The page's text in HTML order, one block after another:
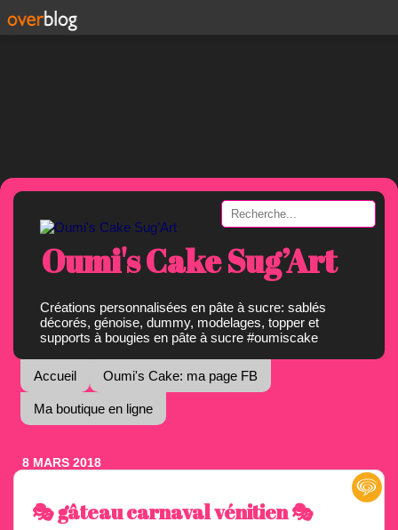
Oumi's Cake Sug’Art
Créations personnalisées en pâte à sucre: sablés
décorés, génoise, dummy, modelages, topper et
supports à bougies en pâte à sucre #oumiscake
Accueil Oumi's Cake: ma page FB
Ma boutique en ligne
8 MARS 2018
🎭 gâteau carnaval vénitien 🎭